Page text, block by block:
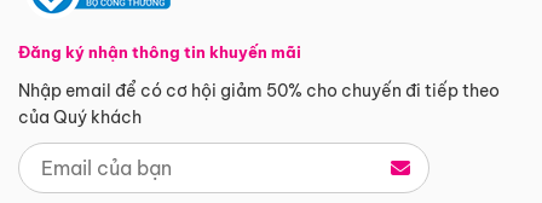
Đăng ký nhận thông tin khuyến mãi
Nhập email để có cơ hội giảm 50% cho chuyến đi tiếp theo
của Quý khách